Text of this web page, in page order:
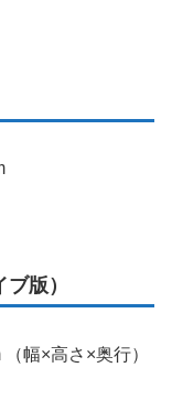
版）
幅×高さ×奥行）